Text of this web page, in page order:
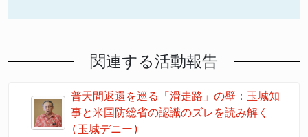
関連する活動報告
普天間返還を巡る「滑走路」の壁：玉城知
事と米国防総省の認識のズレを読み解く
(玉城デニー)